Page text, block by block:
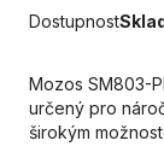
Dostupnost
Mozos SM803-
určený pro
širokým